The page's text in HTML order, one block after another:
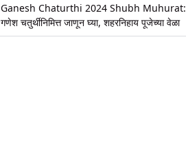
Ganesh Chaturthi 2024 Shubh Muhurat:
गणेश चतुर्थीनिमित्त जाणून घ्या, शहरनिहाय पूजेच्या वेळा